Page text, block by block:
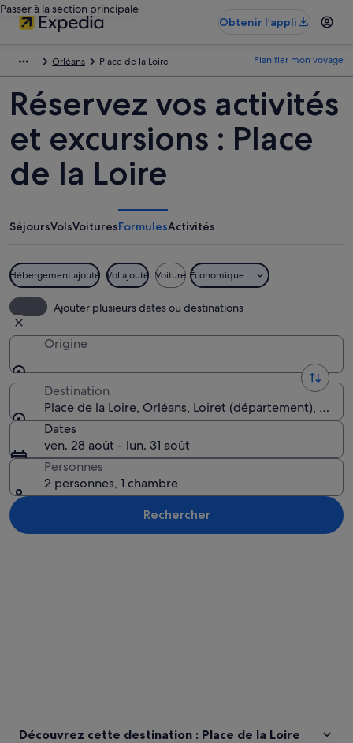
Passer à la section principale
Obtenir l’appli
Orléans Place de la Loire Planifier mon voyage
Réservez vos activités
et excursions : Place
de la Loire
SéjoursVolsVoituresFormulesActivités
Hébergement ajouté Vol ajouté Voiture Économique
Ajouter plusieurs dates ou destinations
Origine
Destination
Place de la Loire, Orléans, Loiret (département),
Dates
ven. 28 août - lun. 31 août
Personnes
2 personnes, 1 chambre
Rechercher
Découvrez cette destination : Place de la Loire